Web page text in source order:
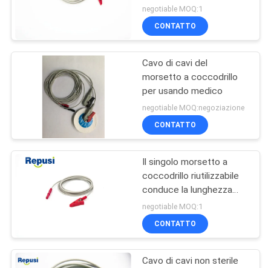
PRIVACY
POLICYSonda dello
stimolatore
18
Elettrodo laringeo
elettrocardiogramma/ECG
di REPUSI per insieme
negotiable MOQ:1
CONTATTO
Cavo di cavi del
morsetto a coccodrillo
per usando medico
negotiable MOQ:negoziazione
CONTATTO
Il singolo morsetto a
coccodrillo riutilizzabile
conduce la lunghezza
rossa di colore 150m
della clip
negotiable MOQ:1
CONTATTO
Cavo di cavi non sterile